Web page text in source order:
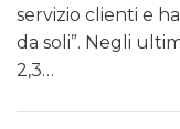
servizio clienti e
da soli”. Negli
2,3…